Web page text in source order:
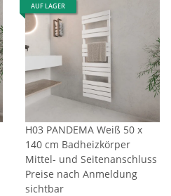
AUF LAGER
H03 PANDEMA Weiß 50 x
140 cm Badheizkörper
Mittel- und Seitenanschluss
Preise nach Anmeldung
sichtbar